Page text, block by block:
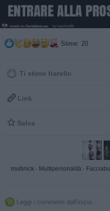
Stime: 20
Ti stimo fratello
 Link
 Salva
multinick · Multipersonalità ·
 Leggi i commenti dall'inizio...